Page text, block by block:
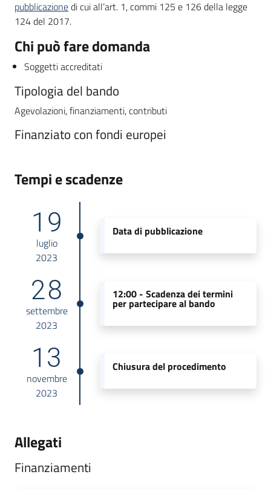
pubblicazionedi cui all’art. 1, commi 125 e 126 della legge
124 del 2017.
Chi può fare domanda
Soggetti accreditati
Tipologia del bando
Agevolazioni, finanziamenti, contributi
Finanziato con fondi europei
Tempi e scadenze
19
luglio
2023
Data di pubblicazione
28
settembre
2023
12:00 - Scadenza dei termini
per partecipare al bando
13
novembre
2023
Chiusura del procedimento
Allegati
Finanziamenti